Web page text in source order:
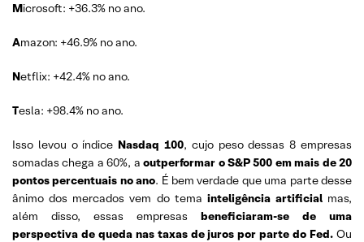
Microsoft: +36.3% no ano.
Amazon: +46.9% no ano.
Netflix: +42.4% no ano.
Tesla: +98.4% no ano.
Isso levou o índice Nasdaq 100, cujo peso dessas 8 empresas
somadas chega a 60%, aoutperformar o S&P 500 em mais de 20
pontos percentuais no ano. É bem verdade que uma parte desse
ânimo dos mercados vem do tema inteligência artificialmas,
além disso, essas empresas beneficiaram-se de uma
perspectiva de queda nas taxas de juros por parte do Fed. Ou